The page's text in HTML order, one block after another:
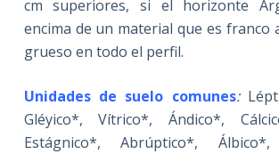
cm superiores, si el horizonte
encima de un material que es franco
grueso en todo el perfil.
Unidades de suelo comunes:
Gléyico*, Vítrico*, Ándico*,
Estágnico*, Abrúptico*, Álbico*,